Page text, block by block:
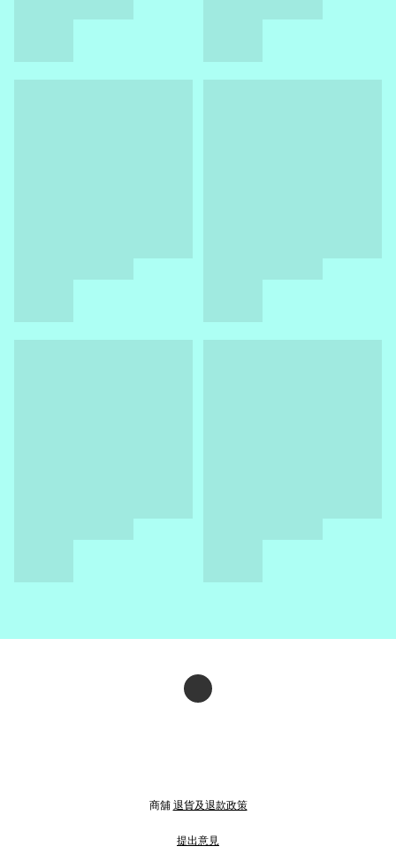
商舖 退貨及退款政策
提出意見